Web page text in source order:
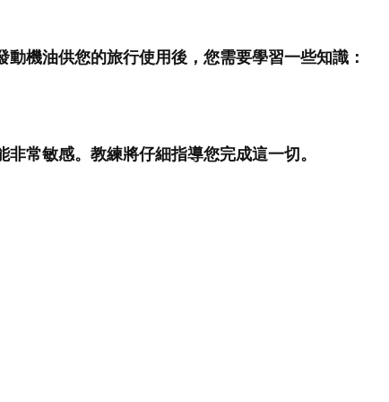
機油供您的旅行使用後，您需要學習一些知識：
常敏感。教練將仔細指導您完成這一切。